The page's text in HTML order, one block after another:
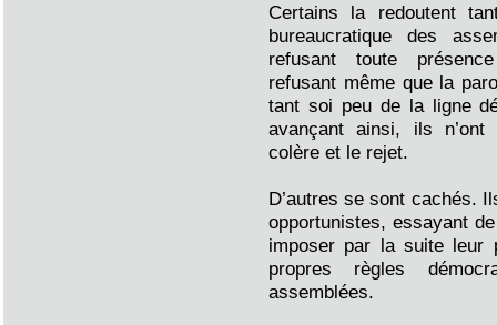
Certains la redoutent
bureaucratique des
refusant toute
refusant même que la
tant soi peu de la ligne
avançant ainsi, ils
colère et le rejet.
D’autres se sont cachés.
opportunistes, essayant
imposer par la suite leur
propres règles
assemblées.